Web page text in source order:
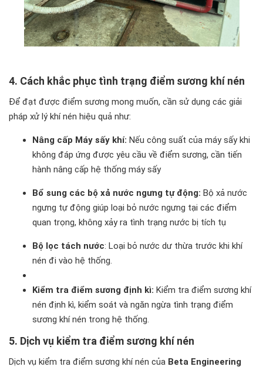
4. Cách khắc phục tình trạng điểm sương khí nén
Để đạt được điểm sương mong muốn, cần sử dụng các giải
pháp xử lý khí nén hiệu quả như:
Nâng cấp Máy sấy khí: Nếu công suất của máy sấy khi
không đáp ứng được yêu cầu về điểm sương, cần tiến
hành nâng cấp hệ thống máy sấy
Bổ sung các bộ xả nước ngưng tự động: Bộ xả nước
ngưng tự động giúp loại bỏ nước ngưng tại các điểm
quan trọng, không xảy ra tình trạng nước bị tích tụ
Bộ lọc tách nước: Loại bỏ nước dư thừa trước khi khí
nén đi vào hệ thống.
Kiểm tra điểm sương định kì: Kiểm tra điểm sương khí
nén định kì, kiểm soát và ngăn ngừa tình trạng điểm
sương khí nén trong hệ thống.
5. Dịch vụ kiểm tra điểm sương khí nén
Dịch vụ kiểm tra điểm sương khí nén của Beta Engineering